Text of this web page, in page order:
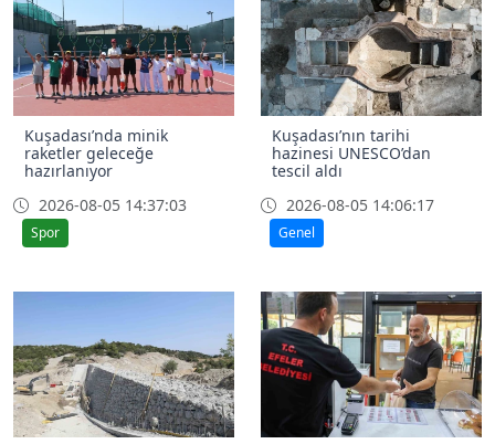
Kuşadası’nda minik
raketler geleceğe
hazırlanıyor
2026-08-05 14:37:03
Spor
Kuşadası’nın tarihi
hazinesi UNESCO’dan
tescil aldı
2026-08-05 14:06:17
Genel